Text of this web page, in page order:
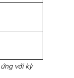
với kỳ